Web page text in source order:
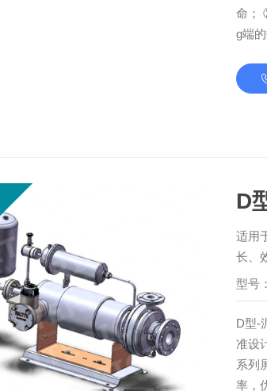
命；
g端
D
适用
长、
型号
D型-
准设
系列
率，